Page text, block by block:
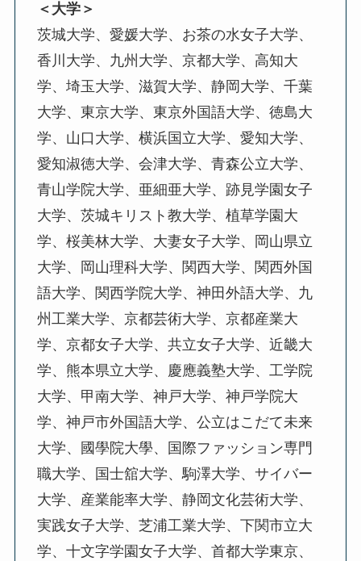
＜大学＞
茨城大学、愛媛大学、お茶の水女子大学、
香川大学、九州大学、京都大学、高知大
学、埼玉大学、滋賀大学、静岡大学、千葉
大学、東京大学、東京外国語大学、徳島大
学、山口大学、横浜国立大学、愛知大学、
愛知淑徳大学、会津大学、青森公立大学、
青山学院大学、亜細亜大学、跡見学園女子
大学、茨城キリスト教大学、植草学園大
学、桜美林大学、大妻女子大学、岡山県立
大学、岡山理科大学、関西大学、関西外国
語大学、関西学院大学、神田外語大学、九
州工業大学、京都芸術大学、京都産業大
学、京都女子大学、共立女子大学、近畿大
学、熊本県立大学、慶應義塾大学、工学院
大学、甲南大学、神戸大学、神戸学院大
学、神戸市外国語大学、公立はこだて未来
大学、國學院大學、国際ファッション専門
職大学、国士舘大学、駒澤大学、サイバー
大学、産業能率大学、静岡文化芸術大学、
実践女子大学、芝浦工業大学、下関市立大
学、十文字学園女子大学、首都大学東京、